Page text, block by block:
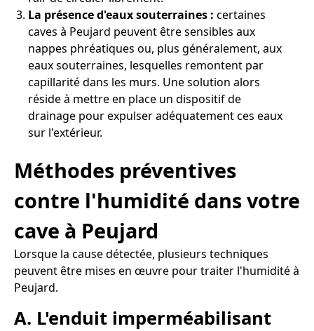
La présence d'eaux souterraines : certaines
caves à Peujard peuvent être sensibles aux
nappes phréatiques ou, plus généralement, aux
eaux souterraines, lesquelles remontent par
capillarité dans les murs. Une solution alors
réside à mettre en place un dispositif de
drainage pour expulser adéquatement ces eaux
sur l'extérieur.
Méthodes préventives
contre l'humidité dans votre
cave à Peujard
Lorsque la cause détectée, plusieurs techniques
peuvent être mises en œuvre pour traiter l'humidité à
Peujard.
A. L'enduit imperméabilisant